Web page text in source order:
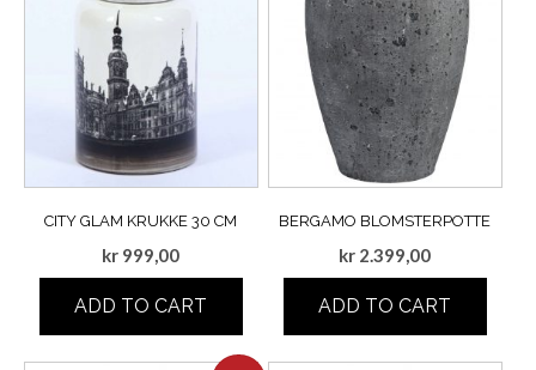
CITY GLAM KRUKKE 30 CM
kr 999,00
ADD TO CART
BERGAMO BLOMSTERPOTTE
kr 2.399,00
ADD TO CART